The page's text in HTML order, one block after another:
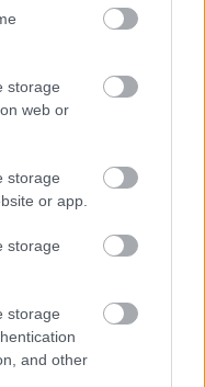
storage
web or
storage
or app.
storage
storage
and other
Fontos, hogy
hogy egy
és gondold át
Arra viszont készülj
a
nehéz perceket,
jársz jó úton: a
látszik.